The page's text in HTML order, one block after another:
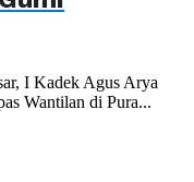
I Kadek Agus Arya
Wantilan di Pura...